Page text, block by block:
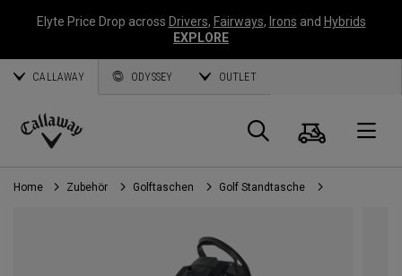
Elyte Price Drop across Drivers, Fairways, Irons and Hybrids
EXPLORE
CALLAWAY ODYSSEY OUTLET
Callaway
Golf
Suche
Home Zubehör Golftaschen Golf Standtasche